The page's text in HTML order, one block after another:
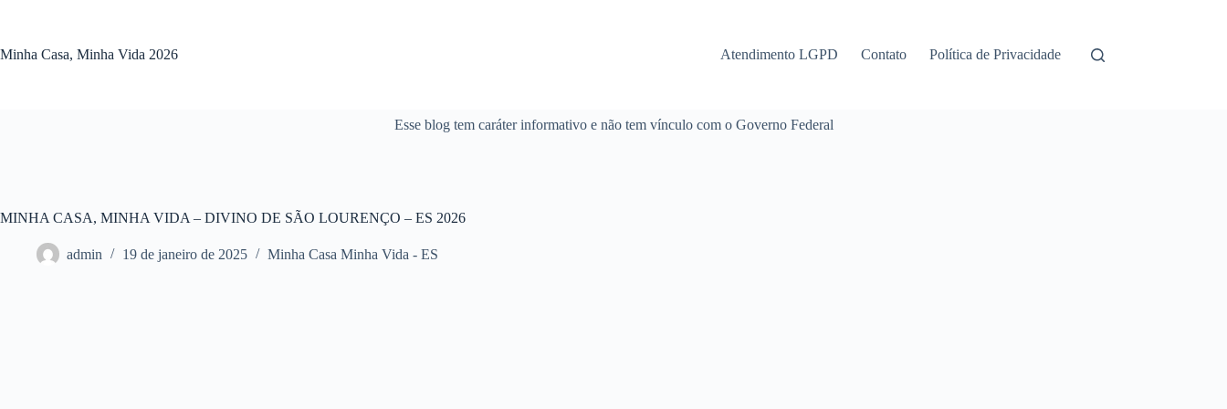
conteúdo
Minha Casa, Minha Vida 2026 Atendimento LGPD Contato Política de Privacidade
Esse blog tem caráter informativo e não tem vínculo com o Governo Federal
MINHA CASA, MINHA VIDA – DIVINO DE SÃO LOURENÇO – ES 2026
admin 19 de janeiro de 2025 Minha Casa Minha Vida - ES